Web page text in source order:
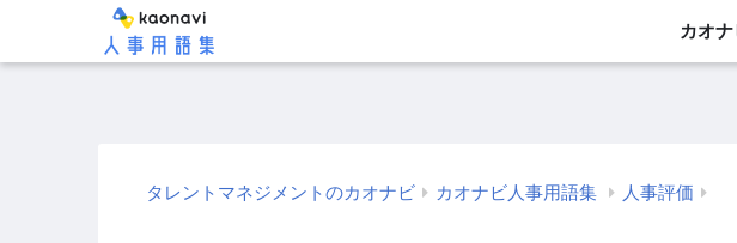
カオ
タレントマネジメントのカオナビ カオナビ人事用語集 人事評価